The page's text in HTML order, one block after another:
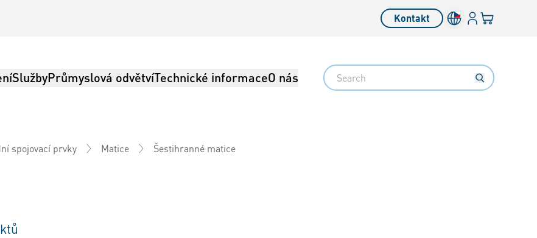
Kontakt Přihlásit se
Váš košík
SlužbyPrůmyslová odvětvíTechnické informaceO nás Search
spojovací prvky Matice Šestihranné matice